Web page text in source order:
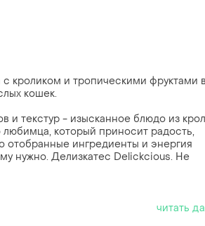
кроликом и тропическими фруктами в
кошек.
и текстур - изысканное блюдо из
который приносит радость,
отобранные ингредиенты и энергия
нужно. Делизкатес Delickcious. Не
читать